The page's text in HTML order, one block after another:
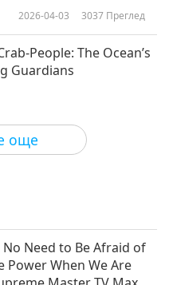
още
2026-04-03 3037 Преглед
People: The Ocean’s
Guardians
2026-03-06 2527
with Your Dog
No Need to Be Afraid of
Power When We Are